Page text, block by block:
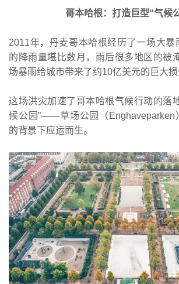
哥本哈根：打造巨型“气候
2011年，丹麦哥本哈根经历了一场大暴
的降雨量堪比数月，雨后很多地区的被
场暴雨给城市带来了约10亿美元的巨大损
这场洪灾加速了哥本哈根气候行动的落
候公园”——草场公园（
的背景下应运而生。